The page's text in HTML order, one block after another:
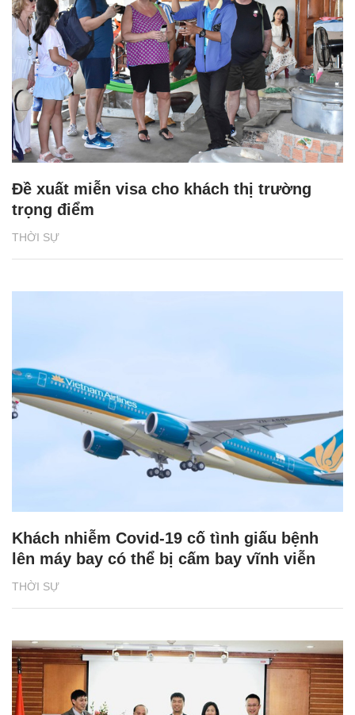
THỜI SỰ
Đề xuất miễn visa cho khách thị trường
trọng điểm
THỜI SỰ
Khách nhiễm Covid-19 cố tình giấu bệnh
lên máy bay có thể bị cấm bay vĩnh viễn